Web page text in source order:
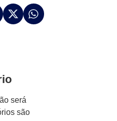
será
são